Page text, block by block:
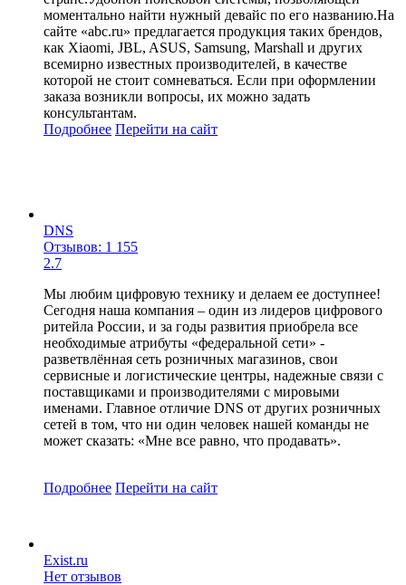
моментально найти нужный девайс по его названию.На
сайте «abc.ru» предлагается продукция таких брендов,
как Xiaomi, JBL, ASUS, Samsung, Marshall и других
всемирно известных производителей, в качестве
которой не стоит сомневаться. Если при оформлении
заказа возникли вопросы, их можно задать
консультантам.
Подробнее Перейти на сайт
DNS
Отзывов: 1 155
2.7
Мы любим цифровую технику и делаем ее доступнее!
Сегодня наша компания – один из лидеров цифрового
ритейла России, и за годы развития приобрела все
необходимые атрибуты «федеральной сети» -
разветвлённая сеть розничных магазинов, свои
сервисные и логистические центры, надежные связи с
поставщиками и производителями с мировыми
именами. Главное отличие DNS от других розничных
сетей в том, что ни один человек нашей команды не
может сказать: «Мне все равно, что продавать».
Подробнее Перейти на сайт
Exist.ru
Нет отзывов